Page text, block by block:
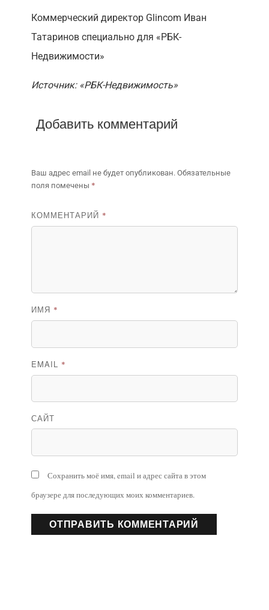
Коммерческий директор Glincom Иван
Татаринов специально для «РБК-
Недвижимости»
Источник: «РБК-Недвижимость»
Добавить комментарий
Ваш адрес email не будет опубликован. Обязательные
поля помечены *
КОММЕНТАРИЙ *
ИМЯ *
EMAIL *
САЙТ
Сохранить моё имя, email и адрес сайта в этом
браузере для последующих моих комментариев.